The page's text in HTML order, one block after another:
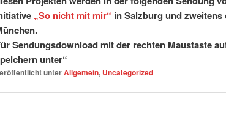
„So nicht mit mir“ in Salzburg und
Sendungsdownload mit der rechten Maustaste
unter“
unterAllgemein, Uncategorized